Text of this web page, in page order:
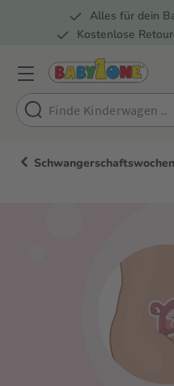
Zur Hauptnavigation
Alles für dein
Kostenlose
Schwangerschaftswochen